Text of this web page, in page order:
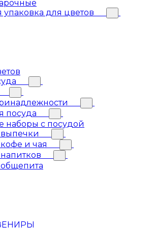
для цветов
посуда
наборы с посудой
и чая